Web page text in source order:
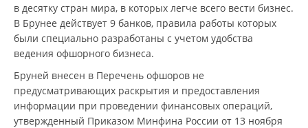
в десятку стран мира, в которых легче всего вести бизнес.
В Брунее действует 9 банков, правила работы которых
были специально разработаны с учетом удобства
ведения офшорного бизнеса.
Бруней внесен в Перечень офшоров не
предусматривающих раскрытия и предоставления
информации при проведении финансовых операций,
утвержденный Приказом Минфина России от 13 ноября